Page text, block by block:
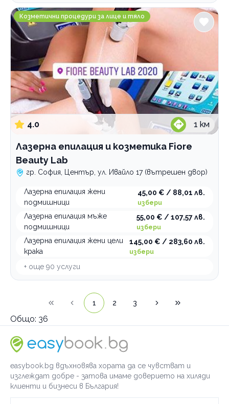
Лазерна епилация и козметика Fiore Beauty Lab
Козметични процедури за лице и тяло
4.0 1 км
Лазерна епилация и козметика Fiore
Beauty Lab
гр. София, Център, ул. Ивайло 17 (вътрешен двор)
Лазерна епилация жени
подмишници
45,00 € / 88,01 лв.
избери
Лазерна епилация мъже
подмишници
55,00 € / 107,57 лв.
избери
Лазерна епилация жени цели
крака
145,00 € / 283,60 лв.
избери
+ още 90 услуги
1 2 3
Общо: 36
easybook.bg вдъхновява хората да се чувстват и
изглеждат добре - затова имаме доверието на хиляди
клиенти и бизнеси в България!